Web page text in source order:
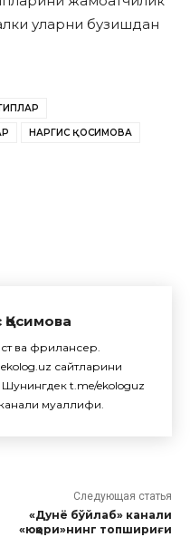
уларни бузишдан
НАРГИС ҚОСИМОВА
ва фрилансер.
сайтларини
t.me/ekologuz
муаллифи.
Следующая статья
«Дунё бўйлаб» канали
«юқори»нинг топшириғи